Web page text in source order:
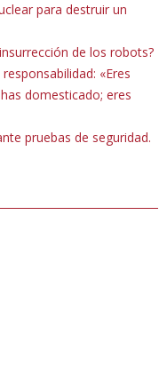
para destruir un
de los robots?
«Eres
domesticado; eres
pruebas de seguridad.